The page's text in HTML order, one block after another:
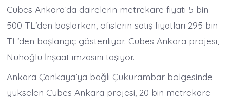
Cubes Ankara’da dairelerin metrekare fiyatı 5 bin
500 TL’den başlarken, ofislerin satış fiyatları 295 bin
TL’den başlangıç gösteriliyor. Cubes Ankara projesi,
Nuhoğlu İnşaat imzasını taşıyor.
Ankara Çankaya’ya bağlı Çukurambar bölgesinde
yükselen Cubes Ankara projesi, 20 bin metrekare